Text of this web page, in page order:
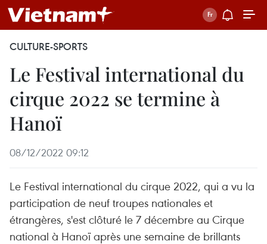
CULTURE-SPORTS
Le Festival international du
cirque 2022 se termine à
Hanoï
08/12/2022 09:12
Le Festival international du cirque 2022, qui a vu la
participation de neuf troupes nationales et
étrangères, s'est clôturé le 7 décembre au Cirque
national à Hanoï après une semaine de brillants